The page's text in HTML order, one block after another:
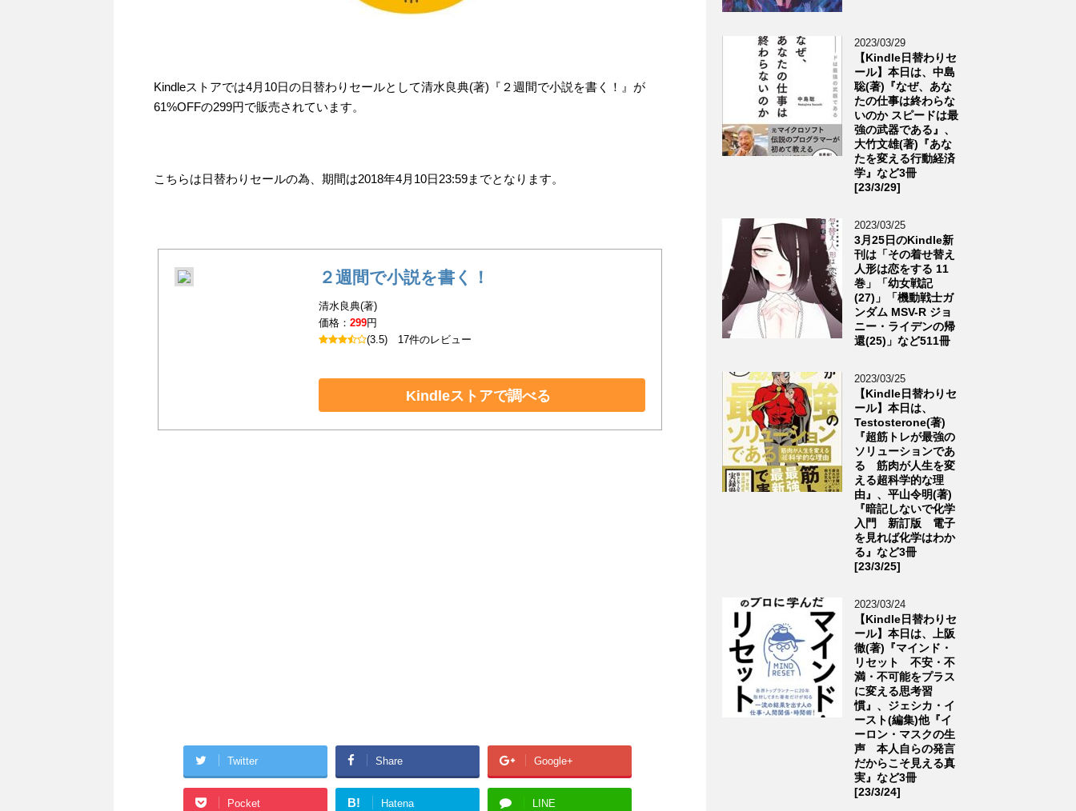
Kindleストアでは4月10日の日替わりセールとして清水良典(著)『２週間で小説を書く！』が
61%OFFの299円で販売されています。
こちらは日替わりセールの為、期間は2018年4月10日23:59までとなります。
２週間で小説を書く！
清水良典(著)
価格：299円
(3.5) 17件のレビュー
Kindleストアで調べる
Twitter Share Google+
Pocket B! Hatena LINE
2023/03/29
【Kindle日替わりセ
ール】本日は、中島
聡(著)『なぜ、あな
たの仕事は終わらな
いのか スピードは最
強の武器である』、
大竹文雄(著)『あな
たを変える行動経済
学』など3冊
[23/3/29]
2023/03/25
3月25日のKindle新
刊は「その着せ替え
人形は恋をする 11
巻」「幼女戦記
(27)」「機動戦士ガ
ンダム MSV-R ジョ
ニー・ライデンの帰
還(25)」など511冊
2023/03/25
【Kindle日替わりセ
ール】本日は、
Testosterone(著)
『超筋トレが最強の
ソリューションであ
る 筋肉が人生を変
える超科学的な理
由』、平山令明(著)
『暗記しないで化学
入門 新訂版 電子
を見れば化学はわか
る』など3冊
[23/3/25]
2023/03/24
【Kindle日替わりセ
ール】本日は、上阪
徹(著)『マインド・
リセット 不安・不
満・不可能をプラス
に変える思考習
慣』、ジェシカ・イ
ースト(編集)他『イ
ーロン・マスクの生
声 本人自らの発言
だからこそ見える真
実』など3冊
[23/3/24]